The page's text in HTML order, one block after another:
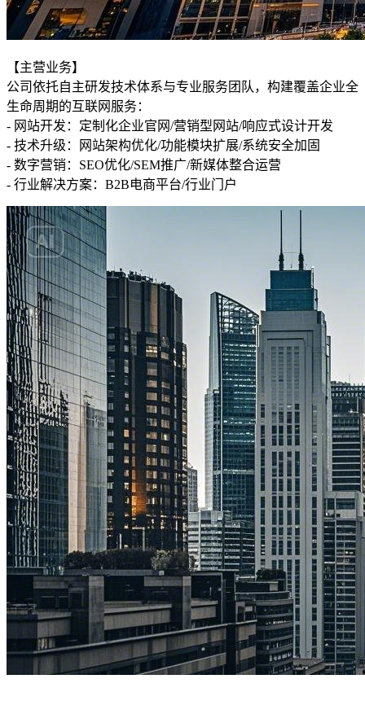
【主营业务】
公司依托自主研发技术体系与专业服务团队，构建覆盖企业全
生命周期的互联网服务：
- 网站开发：定制化企业官网/营销型网站/响应式设计开发
- 技术升级：网站架构优化/功能模块扩展/系统安全加固
- 数字营销：SEO优化/SEM推广/新媒体整合运营
- 行业解决方案：B2B电商平台/行业门户